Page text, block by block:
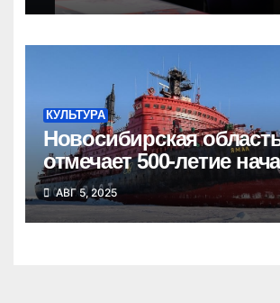
КУЛЬТУРА
Новосибирская
отмечает 500-летие
освоения Северного
пути
АВГ 5, 2025